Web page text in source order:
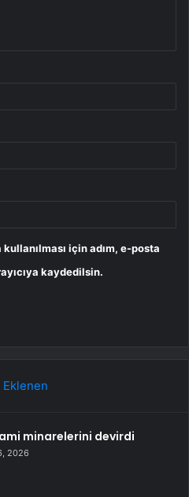
için adım, e-posta
kaydedilsin.
Eklenen
minarelerini devirdi
2026